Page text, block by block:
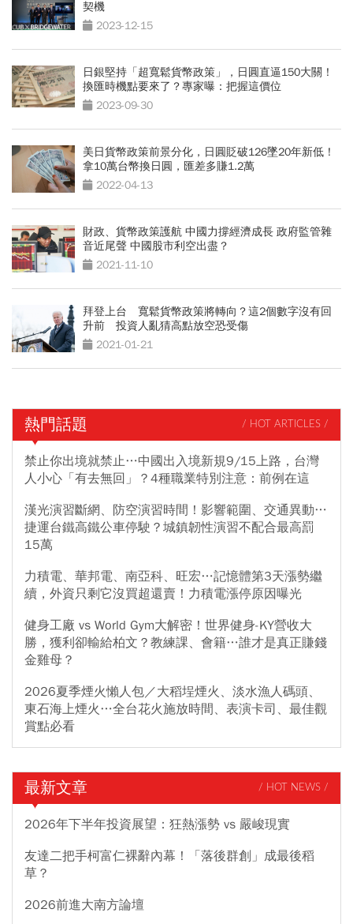
契機
2023-12-15
日銀堅持「超寬鬆貨幣政策」，日圓直逼150大關！
換匯時機點要來了？專家曝：把握這價位
2023-09-30
美日貨幣政策前景分化，日圓貶破126墜20年新低！
拿10萬台幣換日圓，匯差多賺1.2萬
2022-04-13
財政、貨幣政策護航 中國力撐經濟成長 政府監管雜
音近尾聲 中國股市利空出盡？
2021-11-10
拜登上台 寬鬆貨幣政策將轉向？這2個數字沒有回
升前 投資人亂猜高點放空恐受傷
2021-01-21
熱門話題 / HOT ARTICLES /
禁止你出境就禁止…中國出入境新規9/15上路，台灣
人小心「有去無回」？4種職業特別注意：前例在這
漢光演習斷網、防空演習時間！影響範圍、交通異動…
捷運台鐵高鐵公車停駛？城鎮韌性演習不配合最高罰
15萬
力積電、華邦電、南亞科、旺宏…記憶體第3天漲勢繼
續，外資只剩它沒買超還賣！力積電漲停原因曝光
健身工廠 vs World Gym大解密！世界健身-KY營收大
勝，獲利卻輸給柏文？教練課、會籍…誰才是真正賺錢
金雞母？
2026夏季煙火懶人包／大稻埕煙火、淡水漁人碼頭、
東石海上煙火…全台花火施放時間、表演卡司、最佳觀
賞點必看
最新文章 / HOT NEWS /
2026年下半年投資展望：狂熱漲勢 vs 嚴峻現實
友達二把手柯富仁裸辭內幕！「落後群創」成最後稻
草？
2026前進大南方論壇